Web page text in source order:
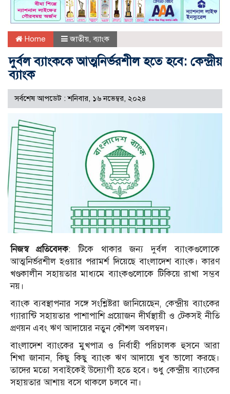
Home জাতীয় ,ব্যাংক
দুর্বল ব্যাংককে আত্মনির্ভরশীল হতে হবে: কেন্দ্রীয়
ব্যাংক
সর্বশেষ আপডেট : শনিবার, ১৬ নভেম্বর, ২০২৪
নিজস্ব প্রতিবেদক: টিকে থাকার জন্য দুর্বল ব্যাংকগুলোকে
আত্মনির্ভরশীল হওয়ার পরামর্শ দিয়েছে বাংলাদেশ ব্যাংক। কারণ
খণ্ডকালীন সহায়তার মাধ্যমে ব্যাংকগুলোকে টিকিয়ে রাখা সম্ভব
নয়।
ব্যাংক ব্যবস্থাপনার সঙ্গে সংশ্লিষ্টরা জানিয়েছেন, কেন্দ্রীয় ব্যাংকের
গ্যারান্টি সহায়তার পাশাপাশি প্রয়োজন দীর্ঘস্থায়ী ও টেকসই নীতি
প্রণয়ন এবং ঋণ আদায়ের নতুন কৌশল অবলম্বন।
বাংলাদেশ ব্যাংকের মুখপাত্র ও নির্বাহী পরিচালক হুসনে আরা
শিখা জানান, কিছু কিছু ব্যাংক ঋণ আদায়ে খুব ভালো করছে।
তাদের মতো সবাইকেই উদ্যোগী হতে হবে। শুধু কেন্দ্রীয় ব্যাংকের
সহায়তার আশায় বসে থাকলে চলবে না।